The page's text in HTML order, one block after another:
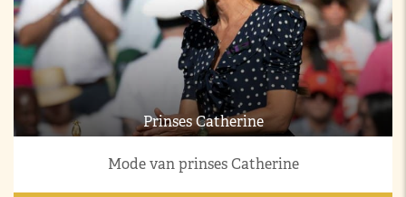
Prinses Catherine
Mode van prinses Catherine